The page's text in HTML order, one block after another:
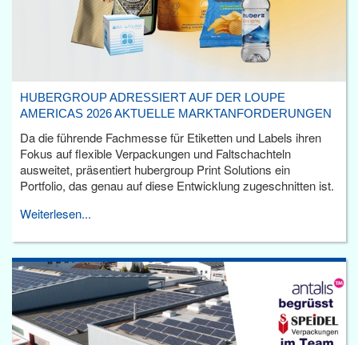
HUBERGROUP ADRESSIERT AUF DER LOUPE
AMERICAS 2026 AKTUELLE MARKTANFORDERUNGEN
Da die führende Fachmesse für Etiketten und Labels ihren
Fokus auf flexible Verpackungen und Faltschachteln
ausweitet, präsentiert hubergroup Print Solutions ein
Portfolio, das genau auf diese Entwicklung zugeschnitten ist.
Weiterlesen...